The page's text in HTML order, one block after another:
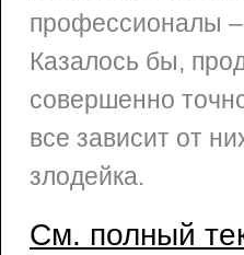
профессионалы
Казалось бы,
совершенно
все зависит от
злодейка.
См. полный